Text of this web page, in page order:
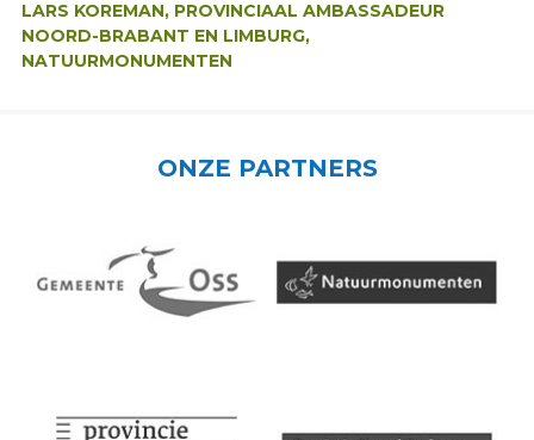
LARS KOREMAN, PROVINCIAAL AMBASSADEUR
NOORD-BRABANT EN LIMBURG,
NATUURMONUMENTEN
ONZE PARTNERS